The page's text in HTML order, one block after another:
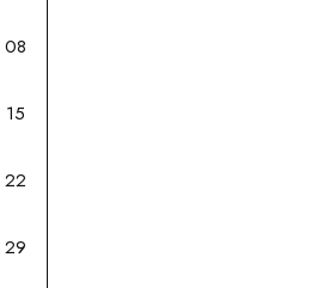
08
15
22
29